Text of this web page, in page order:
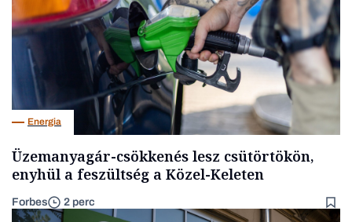
Energia
Üzemanyagár-csökkenés lesz csütörtökön,
enyhül a feszültség a Közel-Keleten
Forbes 2 perc